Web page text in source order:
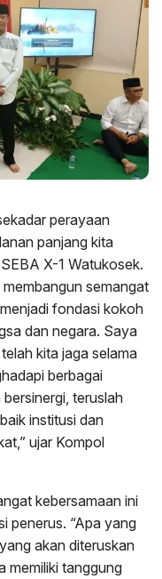
perayaan
panjang kita
X-1 Watukosek.
semangat
fondasi kokoh
dan negara. Saya
kita jaga selama
berbagai
teruslah
institusi dan
ujar Kompol
kebersamaan ini
penerus. “Apa yang
akan diteruskan
memiliki tanggung